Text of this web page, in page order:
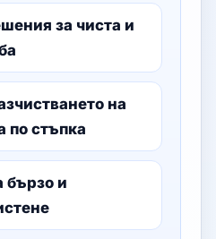
за чиста и
на
по стъпка
бързо и